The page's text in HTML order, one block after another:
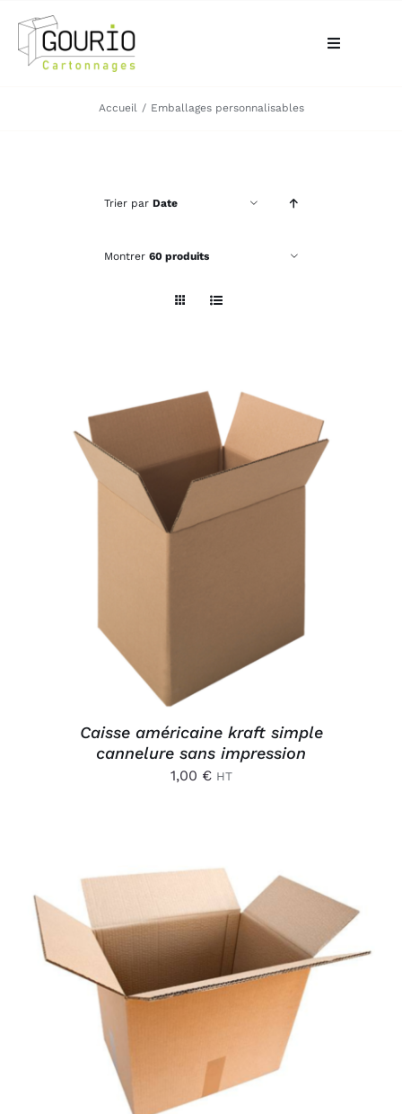
contenu
Toggle
VOTRE BESOIN
Accueil Emballages personnalisables
Trier par Date
Montrer 60 produits
Caisse américaine kraft simple
cannelure sans impression
1,00 € HT
AJOUTER AU PANIER
/
DÉTAILS